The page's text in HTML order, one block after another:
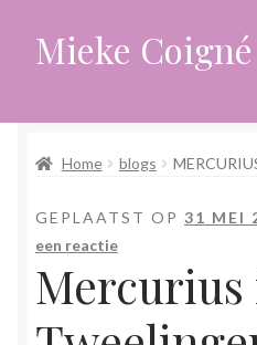
Ga
door
navigatie
Ga
naar
inhoud
Mieke Coigné
Afrekenen
Algemene voorwaarden
Anders leven in een sterk
Bewust omgaan met hoog
Home blogs
GEPLAATST OP 31 MEI
een reactie
Mercurius